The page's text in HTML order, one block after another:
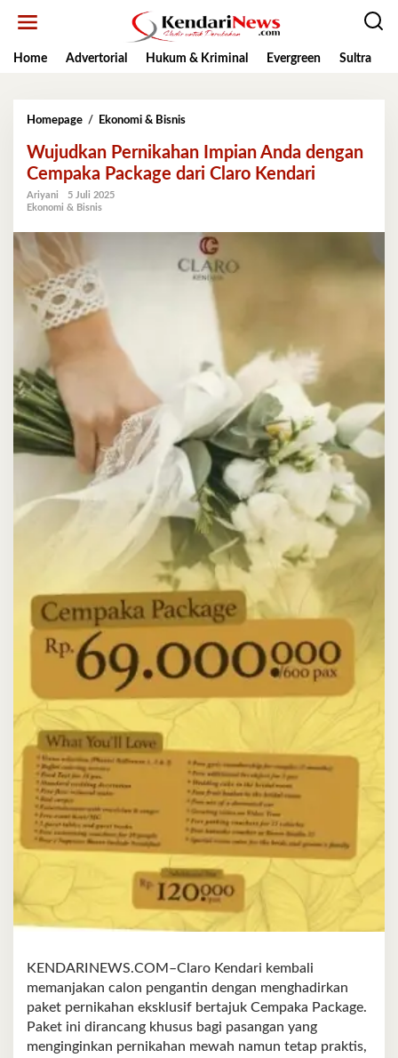
Home
Advertorial Hukum & Kriminal Evergreen Sultra
Homepage / Ekonomi & BisnisWujudkan
Impian
Anda
dengan
dari
Claro
Kendari
Wujudkan Pernikahan Impian Anda dengan
Cempaka Package dari Claro Kendari
Ariyani
5 Juli 2025
Ekonomi & Bisnis
KENDARINEWS.COM–Claro Kendari kembali
memanjakan calon pengantin dengan menghadirkan
paket pernikahan eksklusif bertajuk Cempaka Package.
Paket ini dirancang khusus bagi pasangan yang
menginginkan pernikahan mewah namun tetap praktis,